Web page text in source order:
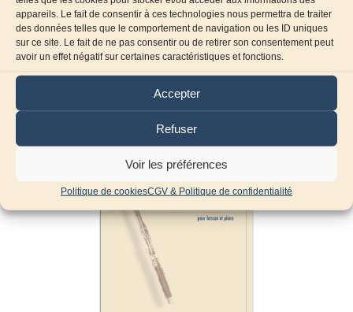
appareils. Le fait de consentir à ces technologies nous permettra de traiter
des données telles que le comportement de navigation ou les ID uniques
sur ce site. Le fait de ne pas consentir ou de retirer son consentement peut
avoir un effet négatif sur certaines caractéristiques et fonctions.
Accepter
Refuser
Voir les préférences
Politique de cookiesCGV & Politique de confidentialité
Produits similaires